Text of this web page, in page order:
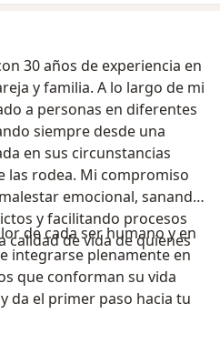
30 años de experiencia en
y familia. A lo largo de mi
a personas en diferentes
siempre desde una
en sus circunstancias
las rodea. Mi compromiso
emocional, sanando
y facilitando procesos
calidad de vida de quienes
de cada ser humano y en
integrarse plenamente en
que conforman su vida
da el primer paso hacia tu